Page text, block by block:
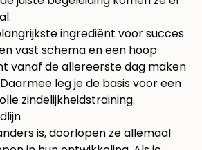
ingrediënt voor succes
vast schema en een hoop
vanaf de allereerste dag maken
leg je de basis voor een
zindelijkheidstraining.
is, doorlopen ze allemaal